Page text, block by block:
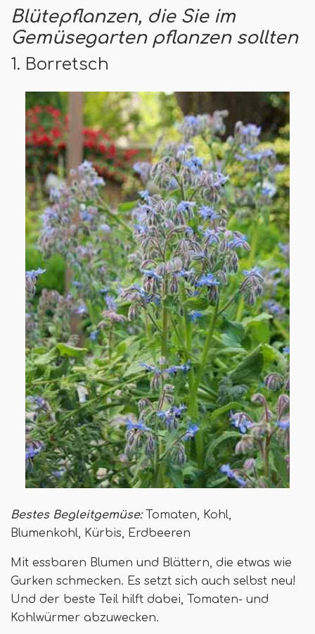
Blütepflanzen, die Sie im
Gemüsegarten pflanzen sollten
1. Borretsch
Bestes Begleitgemüse:Tomaten, Kohl,
Blumenkohl, Kürbis, Erdbeeren
Mit essbaren Blumen und Blättern, die etwas wie
Gurken schmecken. Es setzt sich auch selbst neu!
Und der beste Teil hilft dabei, Tomaten- und
Kohlwürmer abzuwecken.